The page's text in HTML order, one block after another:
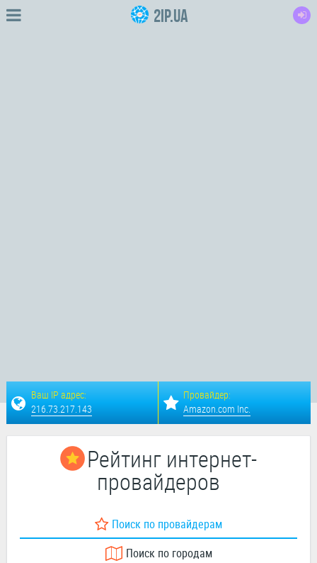
2IP.ua
Ваш IP адрес:
216.73.217.143
Провайдер:
Amazon.com Inc.
Рейтинг интернет-
провайдеров
Поиск по провайдерам
Поиск по городам